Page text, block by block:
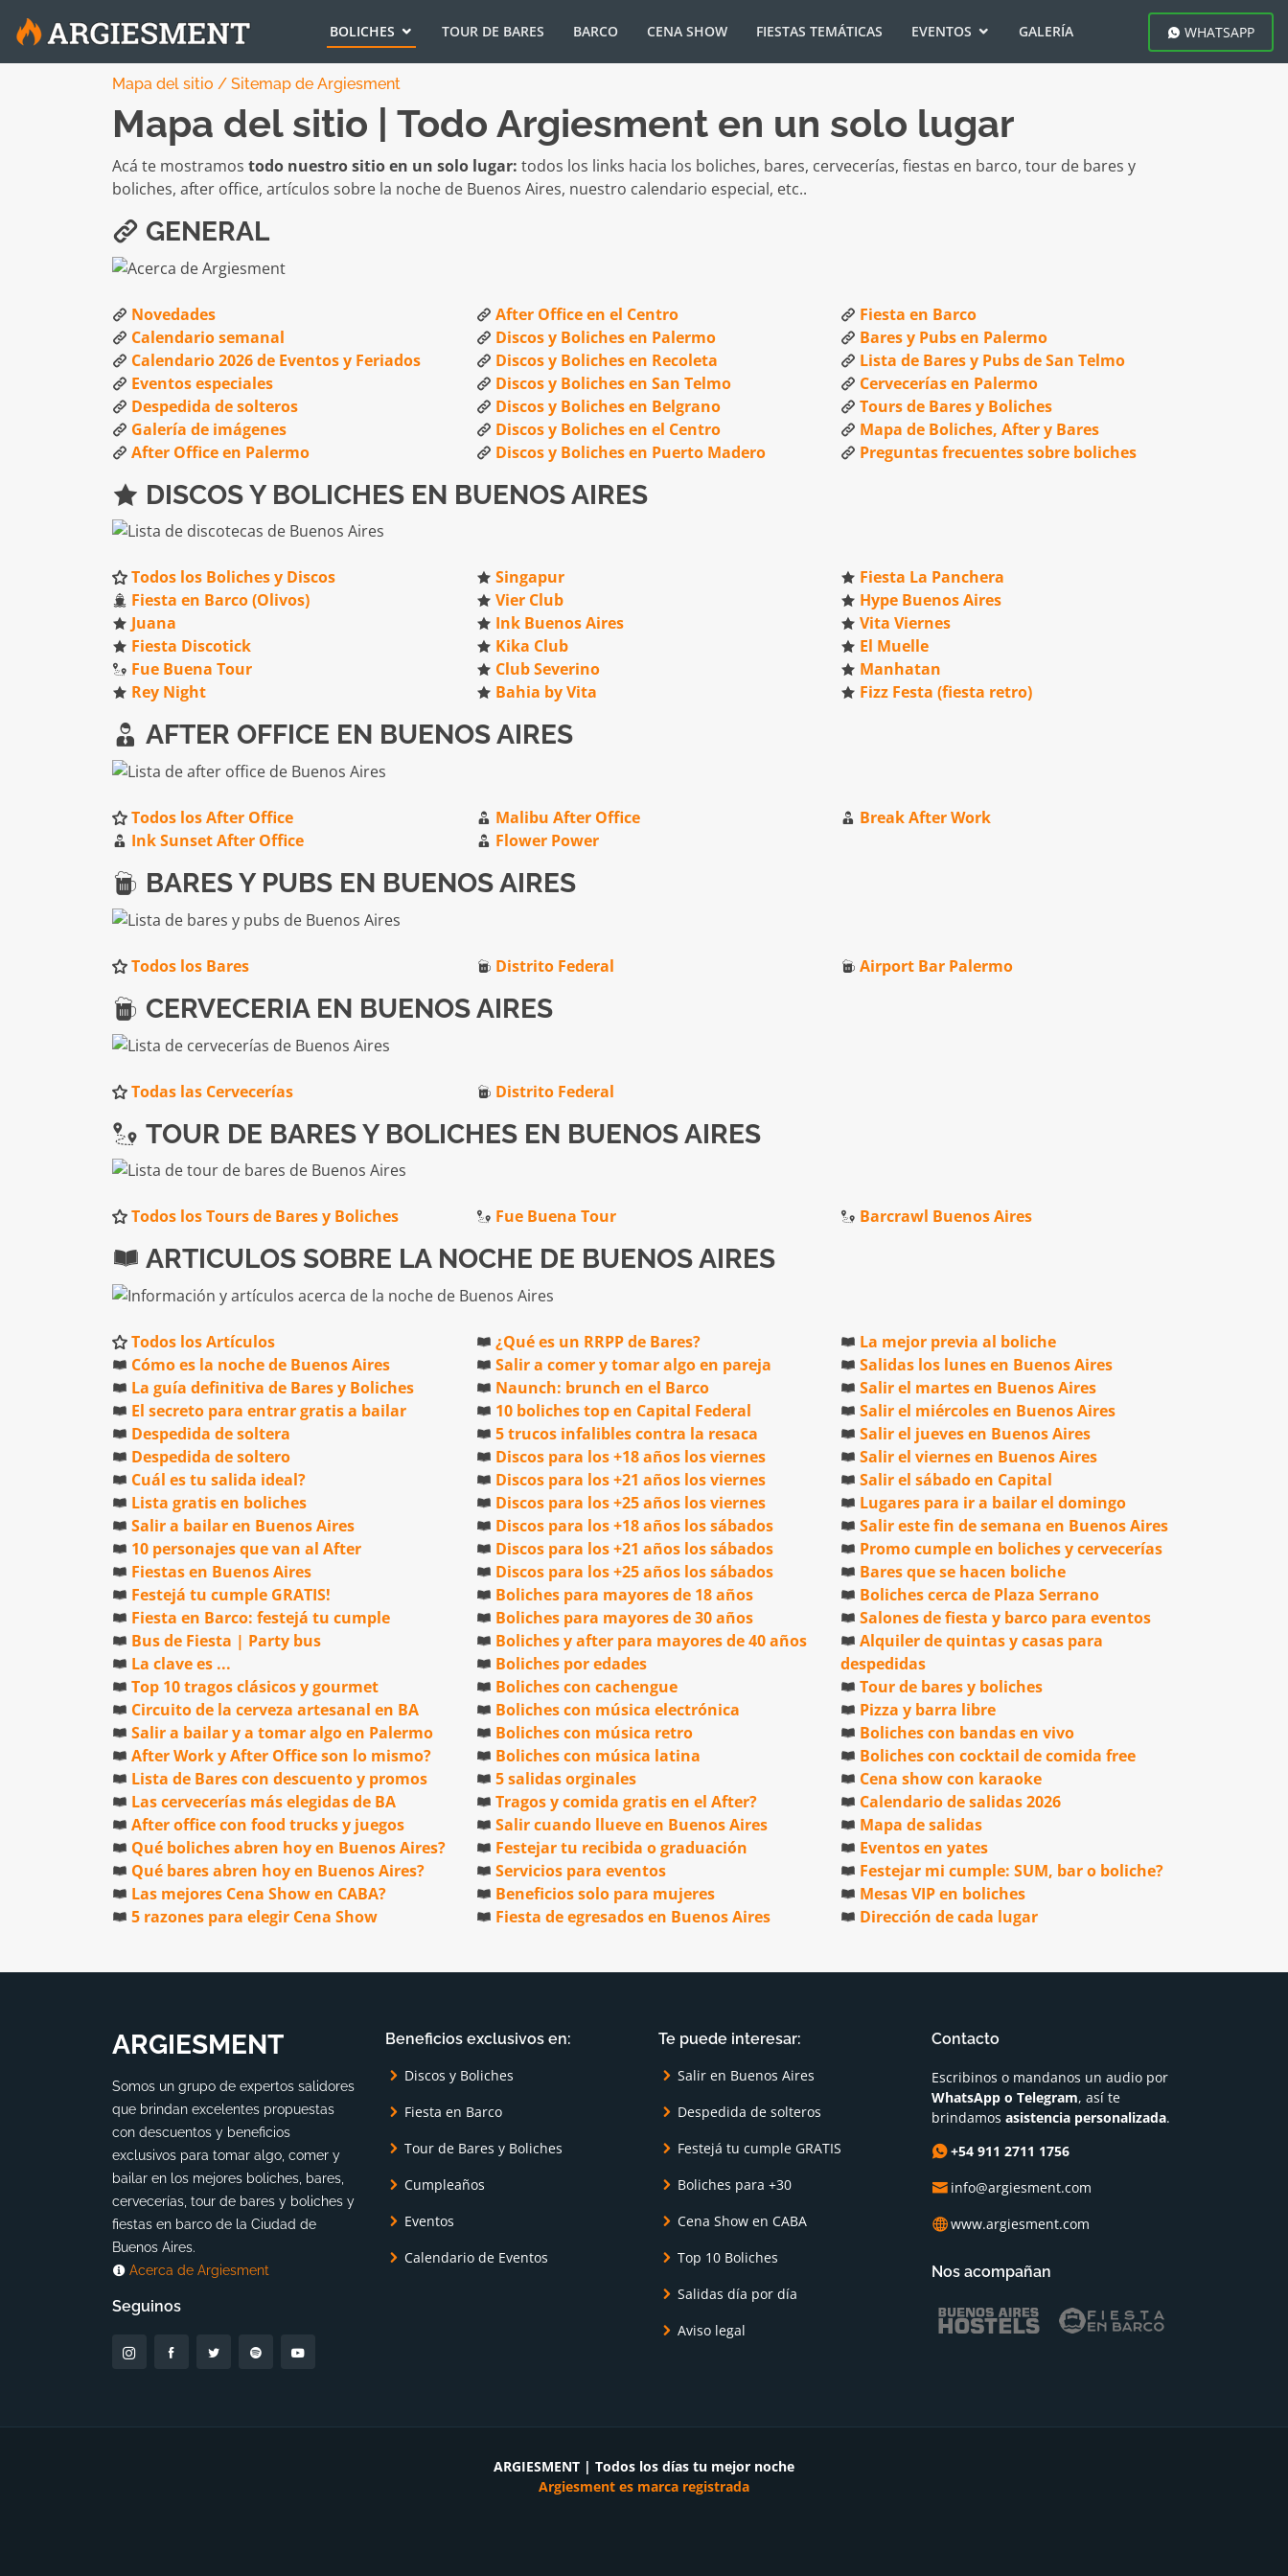
BOLICHES TOUR DE BARES BARCO CENA SHOW FIESTAS TEMÁTICAS EVENTOS GALERÍA WHATSAPP
Mapa del sitio / Sitemap de Argiesment
Mapa del sitio | Todo Argiesment en un solo lugar
Acá te mostramos todo nuestro sitio en un solo lugar: todos los links hacia los boliches, bares, cervecerías, fiestas en barco, tour de bares y
boliches, after office, artículos sobre la noche de Buenos Aires, nuestro calendario especial, etc..
GENERAL
Novedades
Calendario semanal
Calendario 2026 de Eventos y Feriados
Eventos especiales
Despedida de solteros
Galería de imágenes
After Office en Palermo
After Office en el Centro
Discos y Boliches en Palermo
Discos y Boliches en Recoleta
Discos y Boliches en San Telmo
Discos y Boliches en Belgrano
Discos y Boliches en el Centro
Discos y Boliches en Puerto Madero
Fiesta en Barco
Bares y Pubs en Palermo
Lista de Bares y Pubs de San Telmo
Cervecerías en Palermo
Tours de Bares y Boliches
Mapa de Boliches, After y Bares
Preguntas frecuentes sobre boliches
DISCOS Y BOLICHES EN BUENOS AIRES
Todos los Boliches y Discos
Fiesta en Barco (Olivos)
Juana
Fiesta Discotick
Fue Buena Tour
Rey Night
Singapur
Vier Club
Ink Buenos Aires
Kika Club
Club Severino
Bahia by Vita
Fiesta La Panchera
Hype Buenos Aires
Vita Viernes
El Muelle
Manhatan
Fizz Festa (fiesta retro)
AFTER OFFICE EN BUENOS AIRES
Todos los After Office
Ink Sunset After Office
Malibu After Office
Flower Power
Break After Work
BARES Y PUBS EN BUENOS AIRES
Todos los Bares Distrito Federal Airport Bar Palermo
CERVECERIA EN BUENOS AIRES
Todas las Cervecerías Distrito Federal
TOUR DE BARES Y BOLICHES EN BUENOS AIRES
Todos los Tours de Bares y Boliches Fue Buena Tour Barcrawl Buenos Aires
ARTICULOS SOBRE LA NOCHE DE BUENOS AIRES
Todos los Artículos
Cómo es la noche de Buenos Aires
La guía definitiva de Bares y Boliches
El secreto para entrar gratis a bailar
Despedida de soltera
Despedida de soltero
Cuál es tu salida ideal?
Lista gratis en boliches
Salir a bailar en Buenos Aires
10 personajes que van al After
Fiestas en Buenos Aires
Festejá tu cumple GRATIS!
Fiesta en Barco: festejá tu cumple
Bus de Fiesta | Party bus
La clave es ...
Top 10 tragos clásicos y gourmet
Circuito de la cerveza artesanal en BA
Salir a bailar y a tomar algo en Palermo
After Work y After Office son lo mismo?
Lista de Bares con descuento y promos
Las cervecerías más elegidas de BA
After office con food trucks y juegos
Qué boliches abren hoy en Buenos Aires?
Qué bares abren hoy en Buenos Aires?
Las mejores Cena Show en CABA?
5 razones para elegir Cena Show
¿Qué es un RRPP de Bares?
Salir a comer y tomar algo en pareja
Naunch: brunch en el Barco
10 boliches top en Capital Federal
5 trucos infalibles contra la resaca
Discos para los +18 años los viernes
Discos para los +21 años los viernes
Discos para los +25 años los viernes
Discos para los +18 años los sábados
Discos para los +21 años los sábados
Discos para los +25 años los sábados
Boliches para mayores de 18 años
Boliches para mayores de 30 años
Boliches y after para mayores de 40 años
Boliches por edades
Boliches con cachengue
Boliches con música electrónica
Boliches con música retro
Boliches con música latina
5 salidas orginales
Tragos y comida gratis en el After?
Salir cuando llueve en Buenos Aires
Festejar tu recibida o graduación
Servicios para eventos
Beneficios solo para mujeres
Fiesta de egresados en Buenos Aires
La mejor previa al boliche
Salidas los lunes en Buenos Aires
Salir el martes en Buenos Aires
Salir el miércoles en Buenos Aires
Salir el jueves en Buenos Aires
Salir el viernes en Buenos Aires
Salir el sábado en Capital
Lugares para ir a bailar el domingo
Salir este fin de semana en Buenos Aires
Promo cumple en boliches y cervecerías
Bares que se hacen boliche
Boliches cerca de Plaza Serrano
Salones de fiesta y barco para eventos
Alquiler de quintas y casas para
despedidas
Tour de bares y boliches
Pizza y barra libre
Boliches con bandas en vivo
Boliches con cocktail de comida free
Cena show con karaoke
Calendario de salidas 2026
Mapa de salidas
Eventos en yates
Festejar mi cumple: SUM, bar o boliche?
Mesas VIP en boliches
Dirección de cada lugar
ARGIESMENT
Somos un grupo de expertos salidores
que brindan excelentes propuestas
con descuentos y beneficios
exclusivos para tomar algo, comer y
bailar en los mejores boliches, bares,
cervecerías, tour de bares y boliches y
fiestas en barco de la Ciudad de
Buenos Aires.
Acerca de Argiesment
Seguinos
Beneficios exclusivos en:
Discos y Boliches
Fiesta en Barco
Tour de Bares y Boliches
Cumpleaños
Eventos
Calendario de Eventos
Te puede interesar:
Salir en Buenos Aires
Despedida de solteros
Festejá tu cumple GRATIS
Boliches para +30
Cena Show en CABA
Top 10 Boliches
Salidas día por día
Aviso legal
Contacto
Escribinos o mandanos un audio por
WhatsApp o Telegram, así te
brindamos asistencia personalizada.
+54 911 2711 1756
info@argiesment.com
www.argiesment.com
Nos acompañan
ARGIESMENT | Todos los días tu mejor noche
Argiesment es marca registrada